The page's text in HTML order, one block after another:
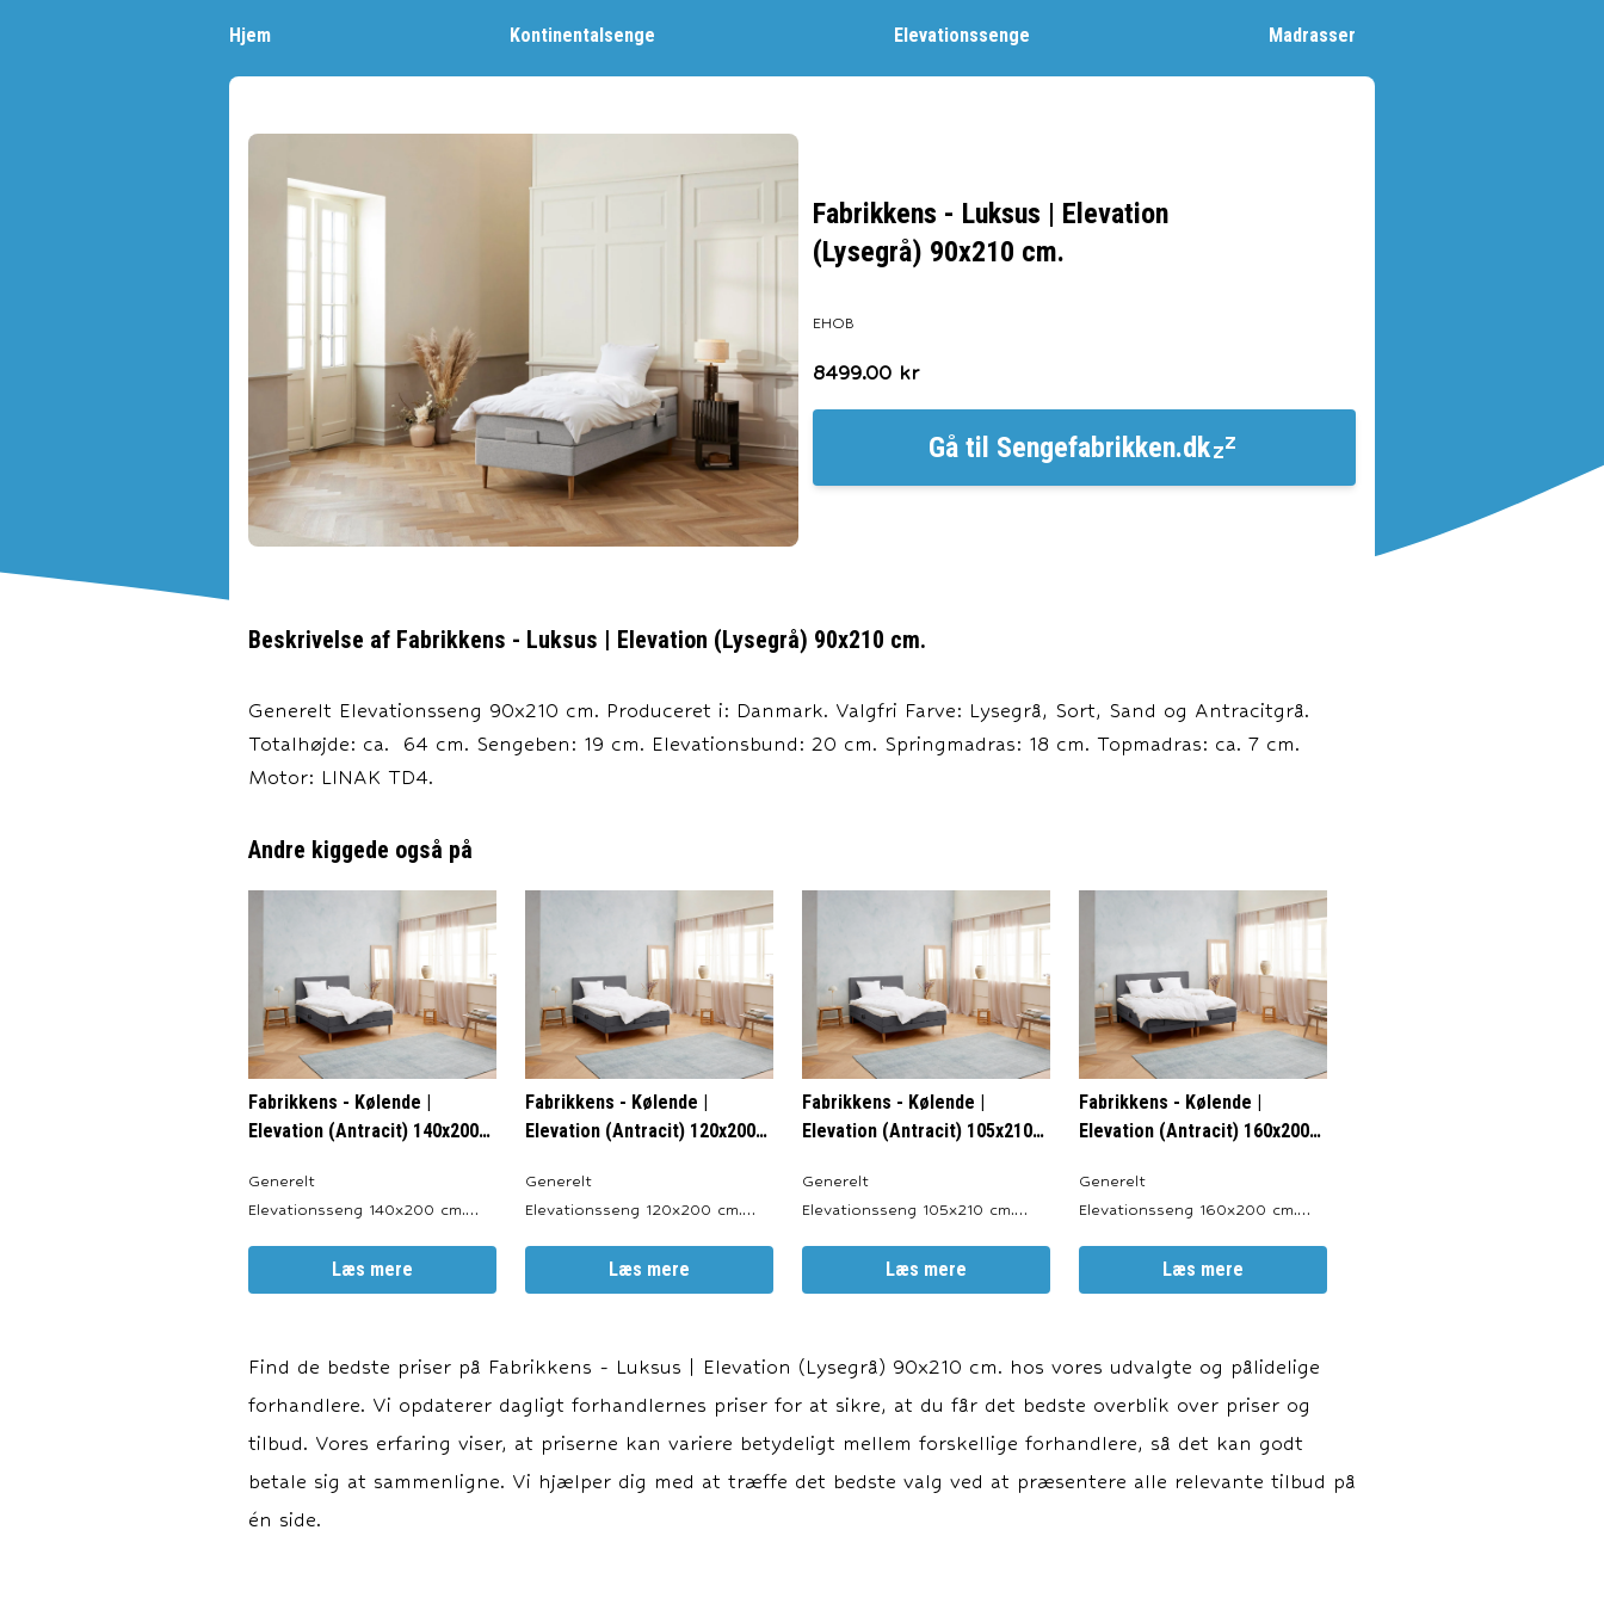
Hjem Kontinentalsenge Elevationssenge Madrasser
Fabrikkens - Luksus | Elevation
(Lysegrå) 90x210 cm.
EHOB
8499.00kr
Gå til Sengefabrikken.dk
Beskrivelse af Fabrikkens - Luksus | Elevation (Lysegrå) 90x210 cm.
Generelt Elevationsseng 90x210 cm. Produceret i: Danmark. Valgfri Farve: Lysegrå, Sort, Sand og Antracitgrå.
Totalhøjde: ca. 64 cm. Sengeben: 19 cm. Elevationsbund: 20 cm. Springmadras: 18 cm. Topmadras: ca. 7 cm.
Motor: LINAK TD4.
Andre kiggede også på
Fabrikkens - Kølende |
Elevation (Antracit) 140x200
Generelt
Elevationsseng 140x200 cm.
Farve: Antracit, Sort, Sand og
Lysegrå. Totalhøjde: ca. 64 cm.
Springmadras: 18 cm.
Topmadras: ca. 7 cm. Motor:
LINAK TD4. Elevationsl
Læs mere
Fabrikkens - Kølende |
Elevation (Antracit) 120x200
Generelt
Elevationsseng 120x200 cm.
Farve: Antracit, Sort, Sand og
Lysegrå. Totalhøjde: ca. 64 cm.
Topmadras: ca. 7 cm. Motor:
LINAK TD4. Elevationsl
Læs mere
Fabrikkens - Kølende |
Elevation (Antracit) 105x210
Generelt
Elevationsseng 105x210 cm.
Farve: Antracit, Sort, Sand og
Lysegrå. Totalhøjde: ca. 64 cm.
Springmadras: 18 cm.
Topmadras: ca. 7 cm. Motor:
LINAK TD4. Elevationsl
Læs mere
Fabrikkens - Kølende |
Elevation (Antracit) 160x200
Generelt
Elevationsseng 160x200 cm.
Farve: Antracit, Sort, Sand og
Lysegrå. Totalhøjde: ca. 64 cm.
Springmadras: 18 cm.
Topmadras: ca. 7 cm. Motor:
LINAK TD4. Elevations
Læs mere
Find de bedste priser på Fabrikkens - Luksus | Elevation (Lysegrå) 90x210 cm. hos vores udvalgte og pålidelige
forhandlere. Vi opdaterer dagligt forhandlernes priser for at sikre, at du får det bedste overblik over priser og
tilbud. Vores erfaring viser, at priserne kan variere betydeligt mellem forskellige forhandlere, så det kan godt
betale sig at sammenligne. Vi hjælper dig med at træffe det bedste valg ved at præsentere alle relevante tilbud på
én side.